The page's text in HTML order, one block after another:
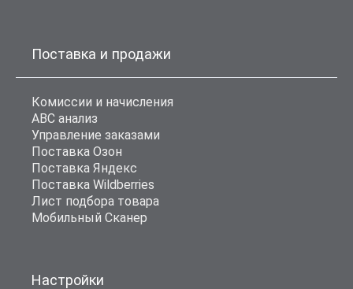
Поставка и продажи
Комиссии и начисления
ABC анализ
Управление заказами
Поставка Озон
Поставка Яндекс
Поставка Wildberries
Лист подбора товара
Мобильный Сканер
Настройки